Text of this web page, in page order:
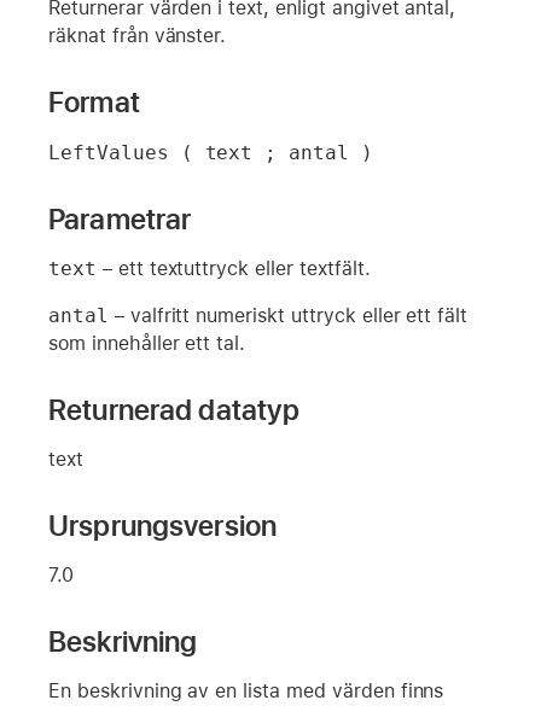
Returnerar värden i text, enligt angivet antal,
räknat från vänster.
Format
LeftValues ( text ; antal )
Parametrar
text – ett textuttryck eller textfält.
antal – valfritt numeriskt uttryck eller ett fält
som innehåller ett tal.
Returnerad datatyp
text
Ursprungsversion
7.0
Beskrivning
En beskrivning av en lista med värden finns